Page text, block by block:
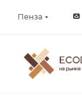
Пенза